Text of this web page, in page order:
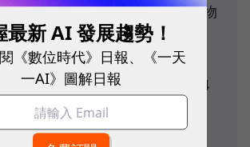
，啟用第2座規模更大的桃園物
日益擴張的訂單與商品量
3度增資，自2023年底到2024
超過新台幣105億元
最新 AI 發展趨勢！
《數位時代》日報、《一天
一AI》圖解日報